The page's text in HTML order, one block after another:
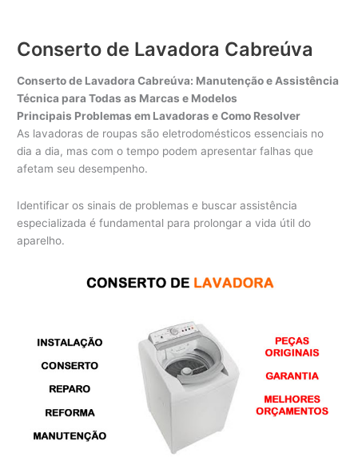
Conserto de Lavadora Cabreúva
Conserto de Lavadora Cabreúva: Manutenção e Assistência
Técnica para Todas as Marcas e Modelos
Principais Problemas em Lavadoras e Como Resolver
As lavadoras de roupas são eletrodomésticos essenciais no
dia a dia, mas com o tempo podem apresentar falhas que
afetam seu desempenho.
Identificar os sinais de problemas e buscar assistência
especializada é fundamental para prolongar a vida útil do
aparelho.